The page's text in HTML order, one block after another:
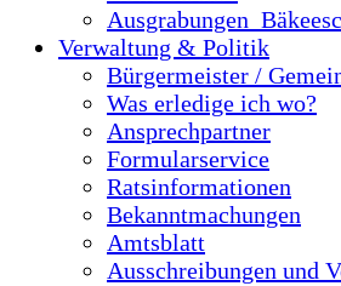
Verwaltung & Politik
Bürgermeister /
Was erledige ich wo?
Ansprechpartner
Formularservice
Ratsinformationen
Bekanntmachungen
Amtsblatt
Ausschreibungen und